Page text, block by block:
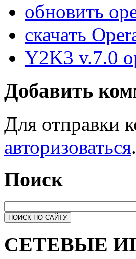
обновить
скачать
Y2K3 v.7.0
Добавить
Для отправки
авторизоваться.
Поиск
СЕТЕВЫЕ